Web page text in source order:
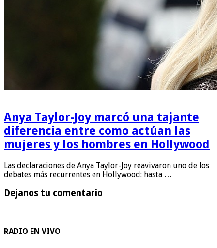
Anya Taylor-Joy marcó una tajante
diferencia entre como actúan las
mujeres y los hombres en Hollywood
Las declaraciones de Anya Taylor-Joy reavivaron uno de los
debates más recurrentes en Hollywood: hasta …
Dejanos tu comentario
RADIO EN VIVO